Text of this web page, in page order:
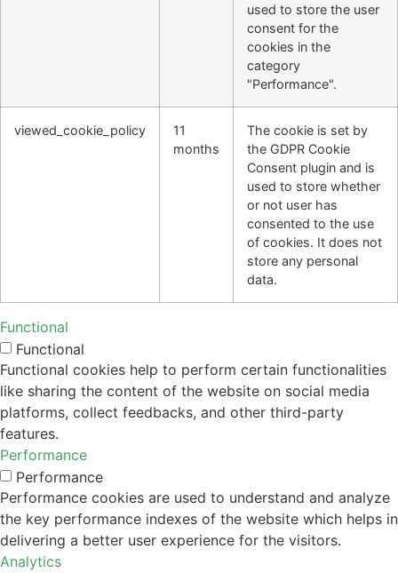
used to store the user
consent for the
cookies in the
category
"Performance".
viewed_cookie_policy
11
months
The cookie is set by
the GDPR Cookie
Consent plugin and is
used to store whether
or not user has
consented to the use
of cookies. It does not
store any personal
data.
Functional
Functional
Functional cookies help to perform certain functionalities
like sharing the content of the website on social media
platforms, collect feedbacks, and other third-party
features.
Performance
Performance
Performance cookies are used to understand and analyze
the key performance indexes of the website which helps in
delivering a better user experience for the visitors.
Analytics